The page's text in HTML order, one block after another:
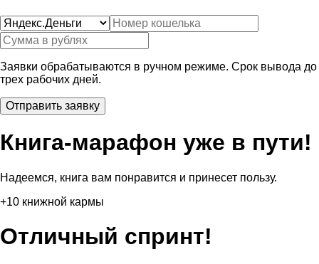
Заявки обрабатываются в ручном режиме. Срок вывода до
трех рабочих дней.
Книга-марафон уже в пути!
Надеемся, книга вам понравится и принесет пользу.
+10 книжной кармы
Отличный спринт!